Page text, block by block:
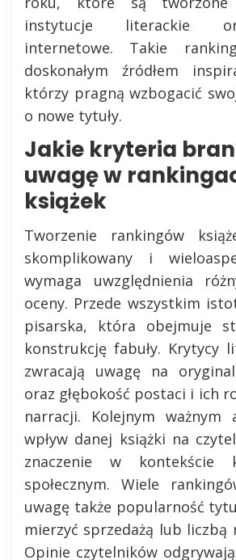
instytucje literackie
internetowe. Takie
doskonałym źródłem
którzy pragną wzbogacić
o nowe tytuły.
Jakie kryteria
uwagę w
książek
Tworzenie rankingów
skomplikowany i
wymaga uwzględnienia
oceny. Przede wszystkim
pisarska, która obejmuje
konstrukcję fabuły. Krytycy
zwracają uwagę na
oraz głębokość postaci i ich
narracji. Kolejnym ważnym
wpływ danej książki na
znaczenie w kontekście
społecznym. Wiele
uwagę także popularność
mierzyć sprzedażą lub liczbą
Opinie czytelników